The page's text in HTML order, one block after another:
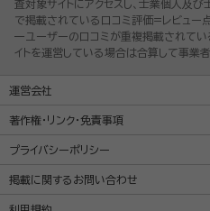
査対象サイトにアクセスし、士業個人及
で掲載されている口コミ評価=レビュー
一ユーザーの口コミが重複掲載されて
イトを運営している場合は合算して事業
運営会社
著作権・リンク・免責事項
プライバシーポリシー
掲載に関するお問い合わせ